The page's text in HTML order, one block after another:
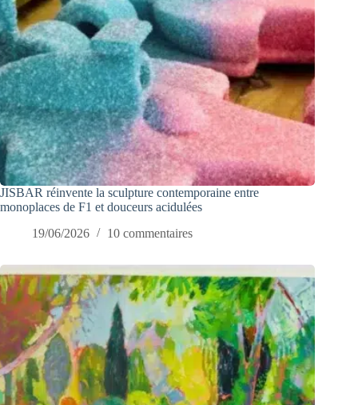
JISBAR réinvente la sculpture contemporaine entre
monoplaces de F1 et douceurs acidulées
19/06/2026
10 commentaires